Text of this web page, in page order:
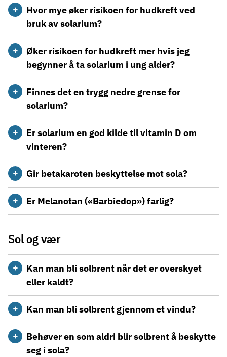
Hvor mye øker risikoen for hudkreft ved
bruk av solarium?
Øker risikoen for hudkreft mer hvis jeg
begynner å ta solarium i ung alder?
Finnes det en trygg nedre grense for
solarium?
Er solarium en god kilde til vitamin D om
vinteren?
Gir betakaroten beskyttelse mot sola?
Er Melanotan («Barbiedop») farlig?
Sol og vær
Kan man bli solbrent når det er overskyet
eller kaldt?
Kan man bli solbrent gjennom et vindu?
Behøver en som aldri blir solbrent å beskytte
seg i sola?